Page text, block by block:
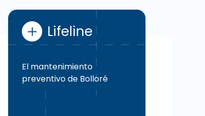
Lifeline
El mantenimiento
preventivo de Bolloré